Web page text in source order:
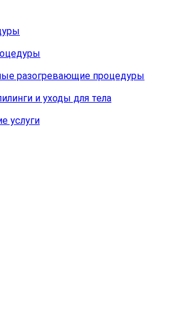
разогревающие процедуры
и уходы для тела
услуги